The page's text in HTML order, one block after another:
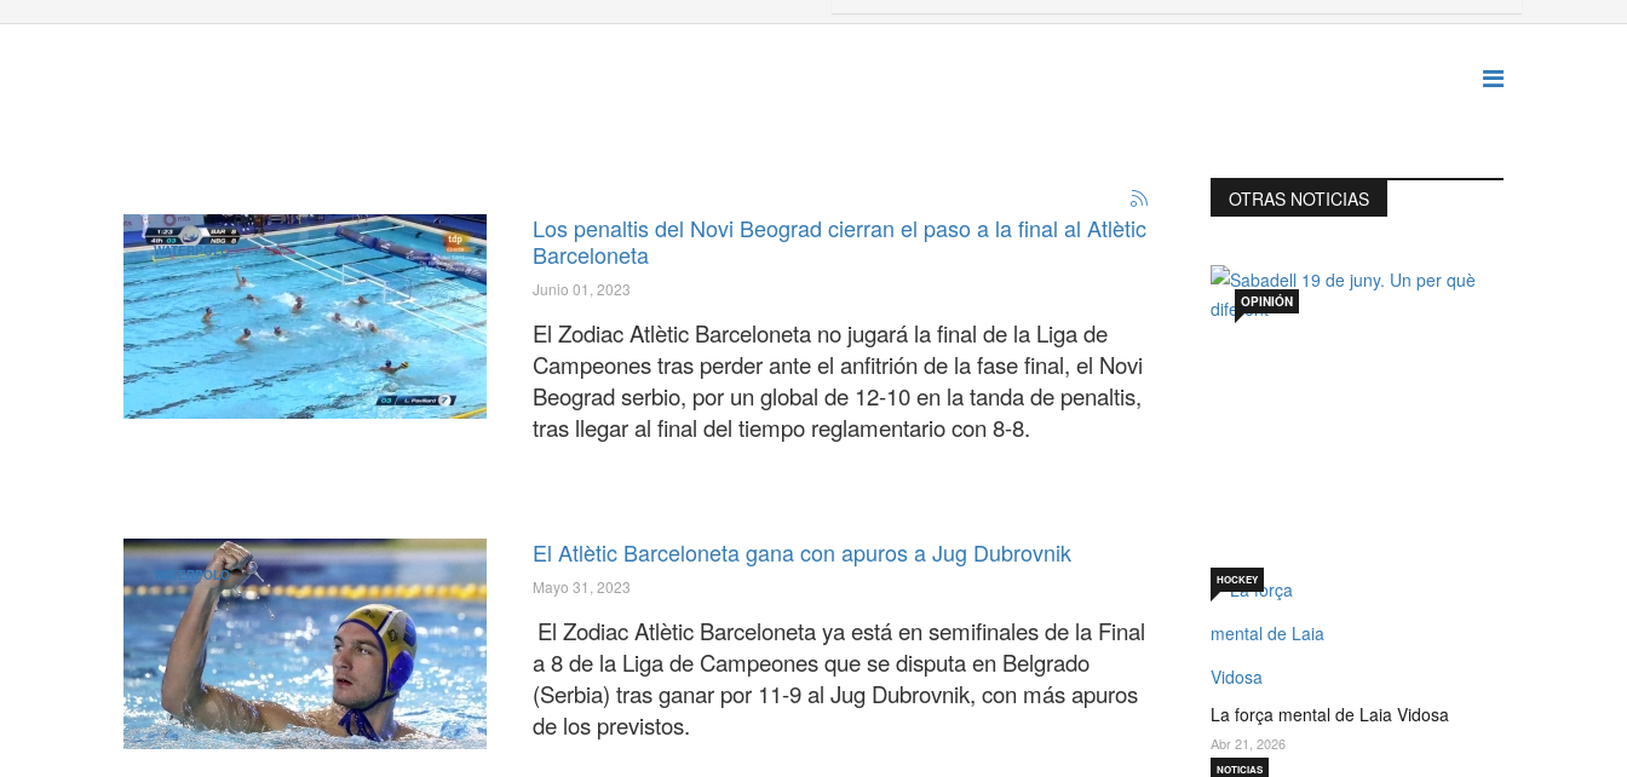
WATERPOLO
Los penaltis del Novi Beograd cierran el paso a la final al Atlètic
Barceloneta
Junio 01, 2023
El Zodiac Atlètic Barceloneta no jugará la final de la Liga de
Campeones tras perder ante el anfitrión de la fase final, el Novi
Beograd serbio, por un global de 12-10 en la tanda de penaltis,
tras llegar al final del tiempo reglamentario con 8-8.
WATERPOLO
El Atlètic Barceloneta gana con apuros a Jug Dubrovnik
Mayo 31, 2023
El Zodiac Atlètic Barceloneta ya está en semifinales de la Final
a 8 de la Liga de Campeones que se disputa en Belgrado
(Serbia) tras ganar por 11-9 al Jug Dubrovnik, con más apuros
de los previstos.
OTRAS NOTICIAS
OPINIÓN
La força mental de Laia Vidosa
HOCKEY
Abr 21, 2026
NOTICIAS